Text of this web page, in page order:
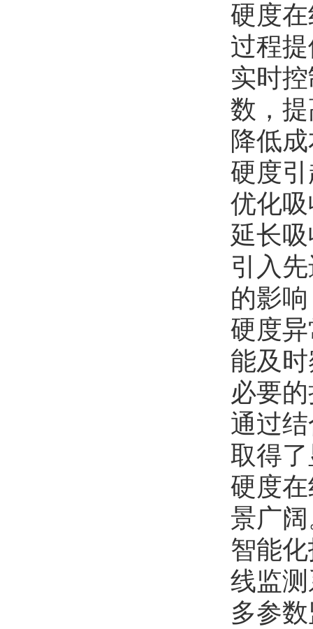
硬度
过程
实时
数，
降低
硬度
优化
延长
引入
的影
硬度
能及
必要
通过
取得
硬度
景广
智能
线监
多参